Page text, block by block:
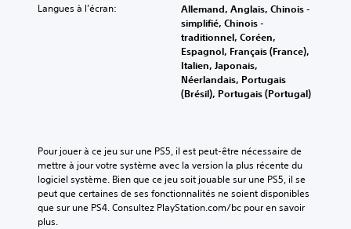
Langues à l’écran:
Allemand, Anglais, Chinois -
simplifié, Chinois -
traditionnel, Coréen,
Espagnol, Français (France),
Italien, Japonais,
Néerlandais, Portugais
(Brésil), Portugais (Portugal)
Pour jouer à ce jeu sur une PS5, il est peut-être nécessaire de
mettre à jour votre système avec la version la plus récente du
logiciel système. Bien que ce jeu soit jouable sur une PS5, il se
peut que certaines de ses fonctionnalités ne soient disponibles
que sur une PS4. Consultez PlayStation.com/bc pour en savoir
plus.